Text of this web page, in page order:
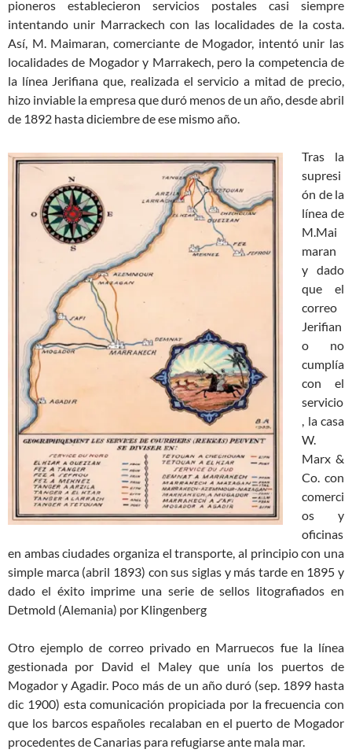
pioneros establecieron servicios postales casi siempre
intentando unir Marrackech con las localidades de la costa.
Así, M. Maimaran, comerciante de Mogador, intentó unir las
localidades de Mogador y Marrakech, pero la competencia de
la línea Jerifiana que, realizada el servicio a mitad de precio,
hizo inviable la empresa que duró menos de un año, desde abril
de 1892 hasta diciembre de ese mismo año.
Tras la
supresi
ón de la
línea de
M.Mai
maran
y dado
que el
correo
Jerifian
o no
cumplía
con el
servicio
, la casa
W.
Marx &
Co. con
comerci
os y
oficinas
en ambas ciudades organiza el transporte, al principio con una
simple marca (abril 1893) con sus siglas y más tarde en 1895 y
dado el éxito imprime una serie de sellos litografiados en
Detmold (Alemania) por Klingenberg
Otro ejemplo de correo privado en Marruecos fue la línea
gestionada por David el Maley que unía los puertos de
Mogador y Agadir. Poco más de un año duró (sep. 1899 hasta
dic 1900) esta comunicación propiciada por la frecuencia con
que los barcos españoles recalaban en el puerto de Mogador
procedentes de Canarias para refugiarse ante mala mar.